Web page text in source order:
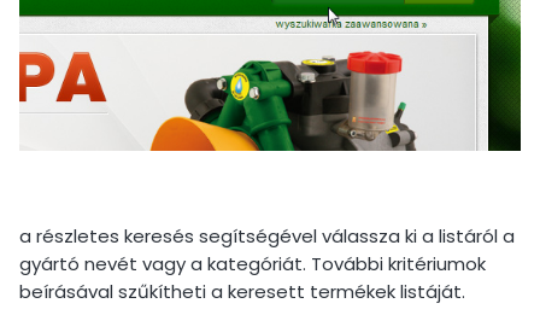
a részletes keresés segítségével válassza ki a listáról a
gyártó nevét vagy a kategóriát. További kritériumok
beírásával szűkítheti a keresett termékek listáját.